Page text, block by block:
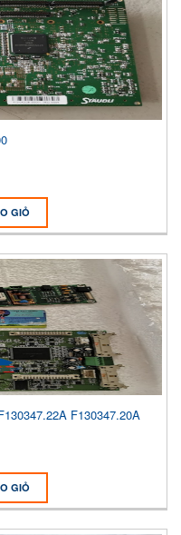
GIỎ
F130347.20A
GIỎ